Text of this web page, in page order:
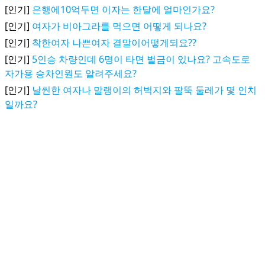
[인기] 은행에10억두면 이자는 한달에 얼마인가요?
[인기] 여자가 비아그라를 먹으면 어떻게 되나요?
[인기] 착한여자 나쁜여자 결말이어떻게되요??
[인기] 5인승 차량인데 6명이 타면 벌금이 있나요? 고속도로
자가용 승차인원도 알려주세요?
[인기] 날씬한 여자나 말랭이의 허벅지와 팔뚝 둘레가 몇 인치
일까요?